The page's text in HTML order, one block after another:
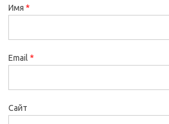
Имя *
Email *
Сайт